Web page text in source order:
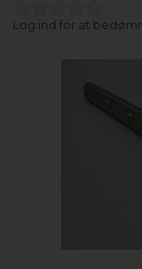
Log ind for at